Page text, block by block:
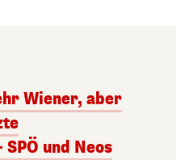
Wiener, aber
und Neos